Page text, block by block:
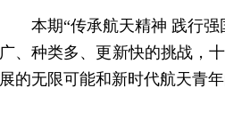
本期“传承航天精神 践行强
广、种类多、更新快的挑战，
展的无限可能和新时代航天青年